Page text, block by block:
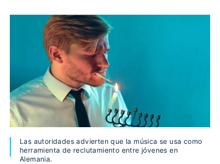
Las autoridades advierten que la música se usa como
herramienta de reclutamiento entre jóvenes en
Alemania.